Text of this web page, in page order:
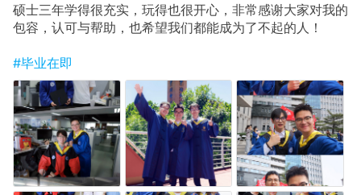
硕士三年学得很充实，玩得也很开心，非常感谢大家对我的
包容，认可与帮助，也希望我们都能成为了不起的人！
#毕业在即